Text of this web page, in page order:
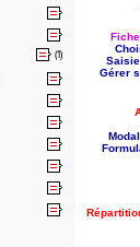
(1)
Gérer